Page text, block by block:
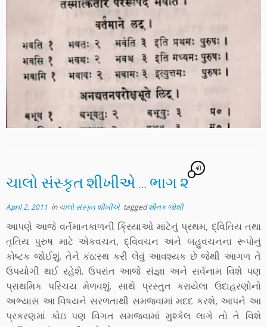
ચાલો સંસ્કૃત શીખીએ … ભાગ ૨
40
April 2, 2011 inચાલો સંસ્કૃત શીખીએ taggedશૌનક જોશી
આપણે આજે વર્તમાનકાળની ક્રિયાઓ માટેનું પ્રથમ, દ્વિતિય તથા
તૃતિય પુરુષ માટે એકવચન, દ્વિવચન અને બહુવચનના રૂપોનું
કોષ્ટક જોઈશું. તેને કંઠ:સ્થ કરી લેવું આવશ્યક છે જેથી આગળ તે
ઉપયોગી થઈ રહેશે. ઉપરાંત આજે સંજ્ઞા અને સર્વનામ વિશે પણ
પ્રાથમિક પરિચય મેળવશું. સાથે પ્રસ્તુત કરાયેલા ઉદાહરણોનો
અભ્યાસ આ વિષયને સરળતાથી સમજવામાં મદદ કરશે, આપને આ
પ્રકરણમાં કોઇ પણ વિગત સમજવામાં મુશ્કેલ લાગે તો તે વિશે